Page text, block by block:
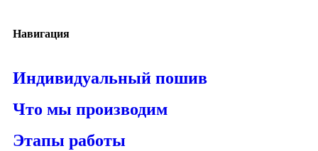
Навигация
Индивидуальный пошив
Что мы производим
Этапы работы